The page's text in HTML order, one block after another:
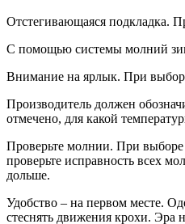
Отстегивающаяся подкладка.
С помощью системы молний
Внимание на ярлык. При
Производитель должен
отмечено, для какой
Проверьте молнии. При выборе
проверьте исправность всех
дольше.
Удобство – на первом месте.
стеснять движения крохи. Эра